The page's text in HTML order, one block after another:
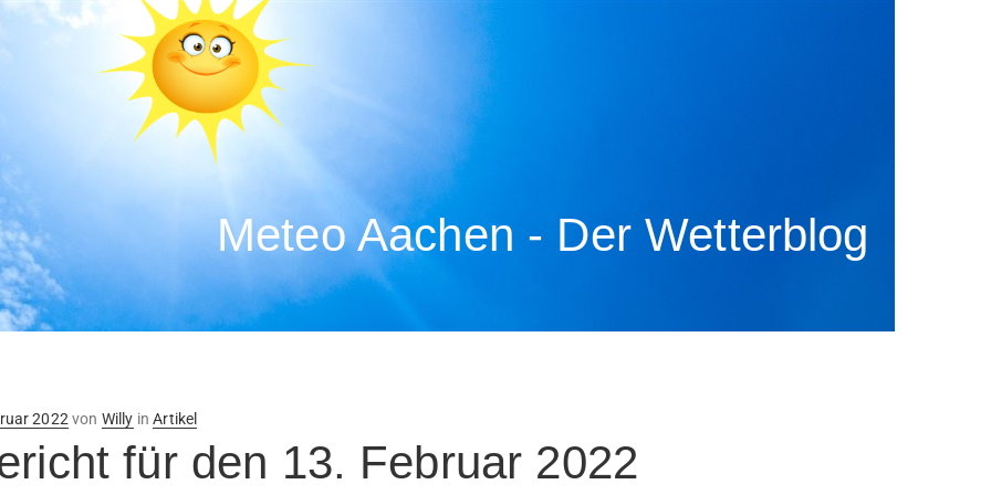
Meteo Aachen - Der Wetterblog
2022 von Willy inArtikel
für den 13. Februar 2022